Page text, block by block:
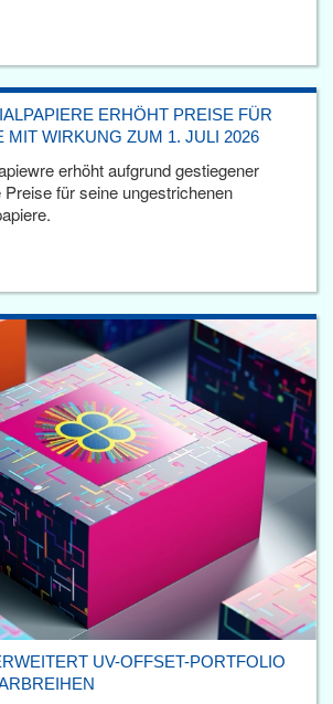
ERHÖHT PREISE FÜR
MIT WIRKUNG ZUM 1. JULI 2026
erhöht aufgrund gestiegener
für seine ungestrichenen
UV-OFFSET-PORTFOLIO